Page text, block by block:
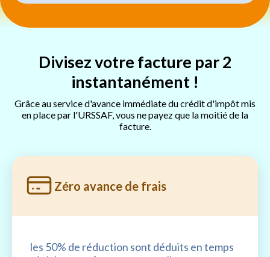
Divisez votre facture par 2
instantanément !
Grâce au service d'avance immédiate du crédit d'impôt mis
en place par l'URSSAF, vous ne payez que la moitié de la
facture.
Zéro avance de frais
les 50% de réduction sont déduits en temps